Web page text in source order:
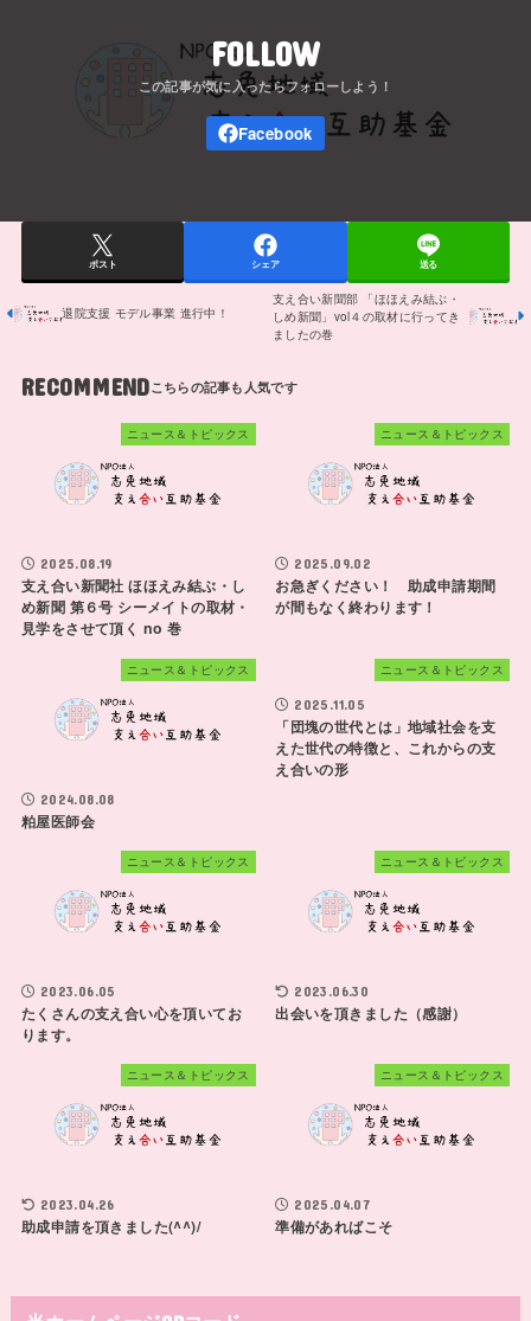
FOLLOW
ポスト シェア 送る
退院支援 モデル事業 進行中！
支え合い新聞部 「ほほえみ結ぶ・
しめ新聞」vol４の取材に行ってき
ましたの巻
RECOMMEND
ニュース＆トピックス
2025.08.19
支え合い新聞社 ほほえみ結ぶ・し
め新聞 第６号 シーメイトの取材・
見学をさせて頂く no 巻
ニュース＆トピックス
2025.09.02
お急ぎください！ 助成申請期間
が間もなく終わります！
ニュース＆トピックス
2024.08.08
粕屋医師会
ニュース＆トピックス
2025.11.05
「団塊の世代とは」地域社会を支
えた世代の特徴と、これからの支
え合いの形
ニュース＆トピックス
2023.06.05
たくさんの支え合い心を頂いてお
ります。
ニュース＆トピックス
2023.06.30
出会いを頂きました（感謝）
ニュース＆トピックス
2023.04.26
助成申請を頂きました(^^)/
ニュース＆トピックス
2025.04.07
準備があればこそ